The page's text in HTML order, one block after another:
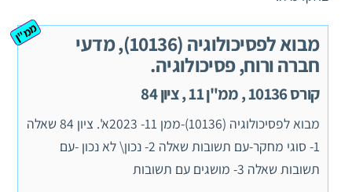
מבוא לפסיכולוגיה (10136), מדעי
חברה ורוח, פסיכולוגיה.
קורס 10136 , ממ"ן 11 , ציון 84
ממ"ן
מבוא לפסיכולוגיה (10136)-ממן 11- 2023א'. ציון 84 שאלה
1- סוגי מחקר-עם תשובות שאלה 2- נכון\ לא נכון -עם
תשובות שאלה 3- מושגים עם תשובות